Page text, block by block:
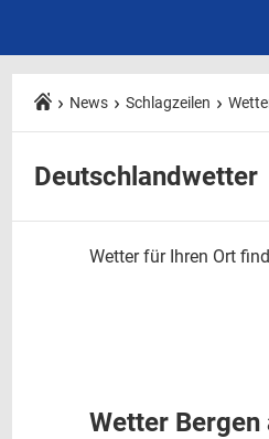
News Schlagzeilen
Deutschlandwetter
Wetter für Ihren Ort
Wetter